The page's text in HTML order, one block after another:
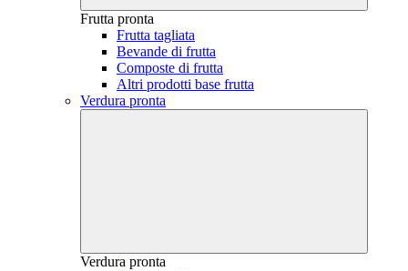
Frutta pronta
Frutta tagliata
Bevande di frutta
Composte di frutta
Altri prodotti base frutta
Verdura pronta
Verdura pronta